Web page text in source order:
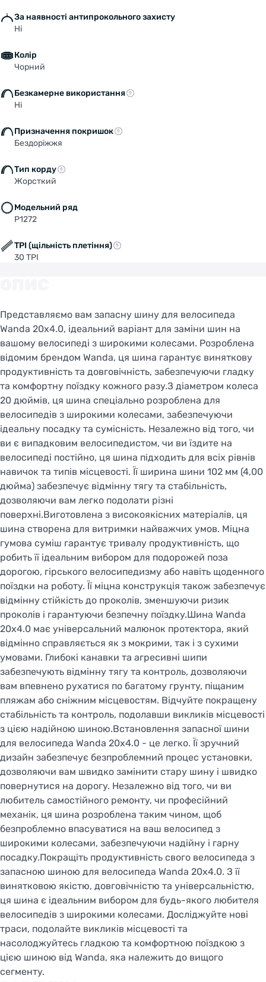
За наявності антипрокольного захисту
Ні
Колір
Чорний
Безкамерне використання
Ні
Призначення покришок
Бездоріжжя
Тип корду
Жорсткий
Модельний ряд
P1272
TPI (щільність плетіння)
30 TPI
Представляємо вам запасну шину для велосипеда
Wanda 20x4.0, ідеальний варіант для заміни шин на
вашому велосипеді з широкими колесами. Розроблена
відомим брендом Wanda, ця шина гарантує виняткову
продуктивність та довговічність, забезпечуючи гладку
та комфортну поїздку кожного разу.З діаметром колеса
20 дюймів, ця шина спеціально розроблена для
велосипедів з широкими колесами, забезпечуючи
ідеальну посадку та сумісність. Незалежно від того, чи
ви є випадковим велосипедистом, чи ви їздите на
велосипеді постійно, ця шина підходить для всіх рівнів
навичок та типів місцевості. Її ширина шини 102 мм (4,00
дюйма) забезпечує відмінну тягу та стабільність,
дозволяючи вам легко подолати різні
поверхні.Виготовлена з високоякісних матеріалів, ця
шина створена для витримки найважчих умов. Міцна
гумова суміш гарантує тривалу продуктивність, що
робить її ідеальним вибором для подорожей поза
дорогою, гірського велосипедизму або навіть щоденного
поїздки на роботу. Її міцна конструкція також забезпечує
відмінну стійкість до проколів, зменшуючи ризик
проколів і гарантуючи безпечну поїздку.Шина Wanda
20x4.0 має універсальний малюнок протектора, який
відмінно справляється як з мокрими, так і з сухими
умовами. Глибокі канавки та агресивні шипи
забезпечують відмінну тягу та контроль, дозволяючи
вам впевнено рухатися по багатому грунту, піщаним
пляжам або сніжним місцевостям. Відчуйте покращену
стабільність та контроль, подолавши викликів місцевості
з цією надійною шиною.Встановлення запасної шини
для велосипеда Wanda 20x4.0 - це легко. Її зручний
дизайн забезпечує безпроблемний процес установки,
дозволяючи вам швидко замінити стару шину і швидко
повернутися на дорогу. Незалежно від того, чи ви
любитель самостійного ремонту, чи професійний
механік, ця шина розроблена таким чином, щоб
безпроблемно впасуватися на ваш велосипед з
широкими колесами, забезпечуючи надійну і гарну
посадку.Покращіть продуктивність свого велосипеда з
запасною шиною для велосипеда Wanda 20x4.0. З її
винятковою якістю, довговічністю та універсальністю,
ця шина є ідеальним вибором для будь-якого любителя
велосипедів з широкими колесами. Досліджуйте нові
траси, подолайте викликів місцевості та
насолоджуйтесь гладкою та комфортною поїздкою з
цією шиною від Wanda, яка належить до вищого
сегменту.
Welcome!
site or stay on the Ukrainian version?